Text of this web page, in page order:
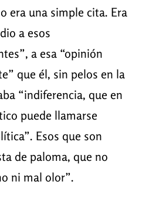
era una simple cita. Era
a esos
a esa “opinión
que él, sin pelos en la
“indiferencia, que en
puede llamarse
Esos que son
de paloma, que no
ni mal olor”.